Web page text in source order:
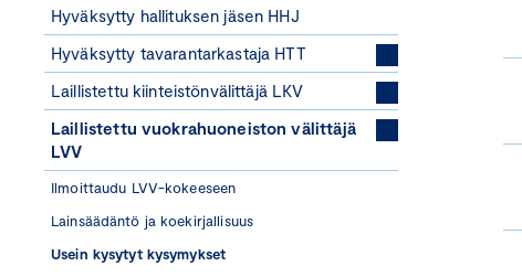
Hyväksytty hallituksen jäsen HHJ
Hyväksytty tavarantarkastaja HTT
Laillistettu kiinteistönvälittäjä LKV
Laillistettu vuokrahuoneiston välittäjä
LVV
Ilmoittaudu LVV-kokeeseen
Lainsäädäntö ja koekirjallisuus
Usein kysytyt kysymykset